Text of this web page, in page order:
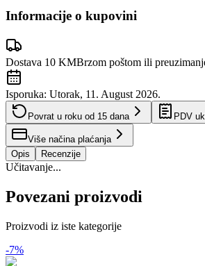
Informacije o kupovini
Dostava 10 KMBrzom poštom ili
Isporuka: Utorak, 11. August 2026.
Povrat u roku od 15 dana PDV
Više načina plaćanja
Opis
Recenzije
Učitavanje...
Povezani proizvodi
Proizvodi iz iste kategorije
-7%